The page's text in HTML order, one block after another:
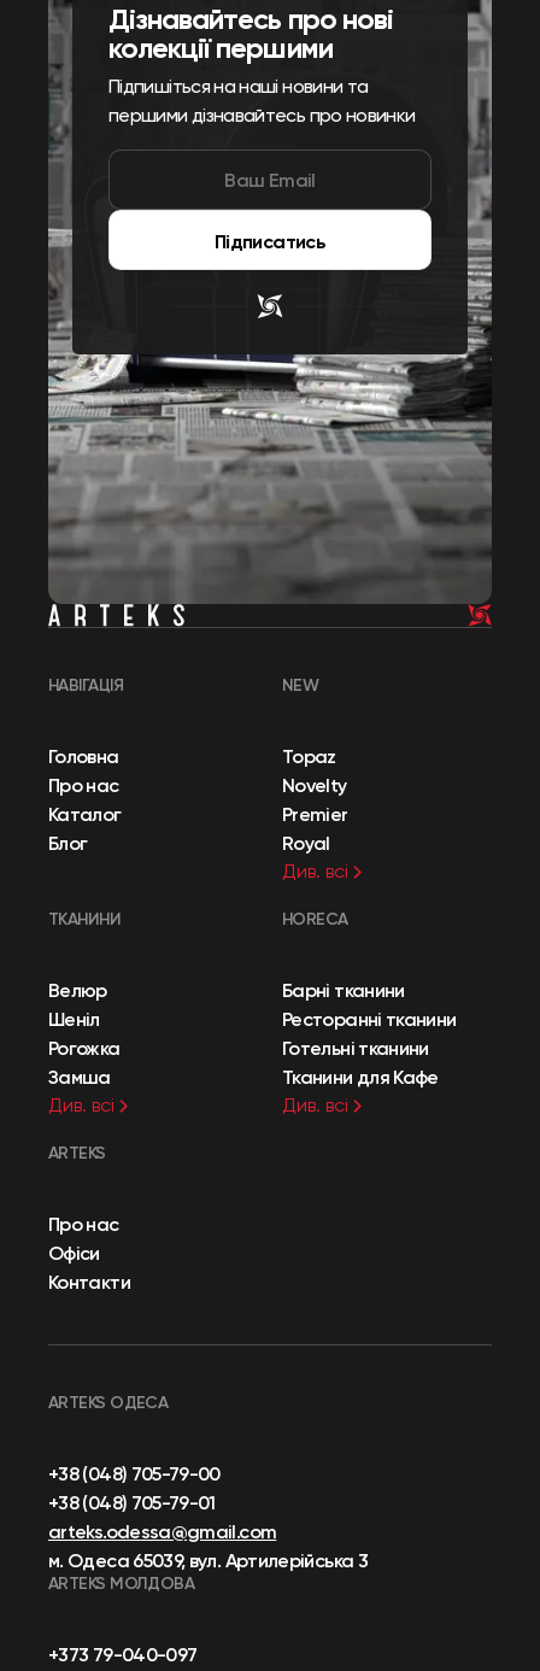
Дізнавайтесь про нові
колекції першими
Підпишіться на наші новини та
першими дізнавайтесь про новинки
Підписатись
НАВІГАЦІЯ
Головна
Про нас
Каталог
Блог
NEW
Topaz
Novelty
Premier
Royal
Див. всі
ТКАНИНИ
Велюр
Шеніл
Рогожка
Замша
Див. всі
HORECA
Барні тканини
Ресторанні тканини
Готельні тканини
Тканини для Кафе
Див. всі
ARTEKS
Про нас
Офіси
Контакти
ARTEKS ОДЕСА
+38 (048) 705-79-00
+38 (048) 705-79-01
arteks.odessa@gmail.com
м. Одеса 65039, вул. Артилерійська 3
ARTEKS МОЛДОВА
+373 79-040-097